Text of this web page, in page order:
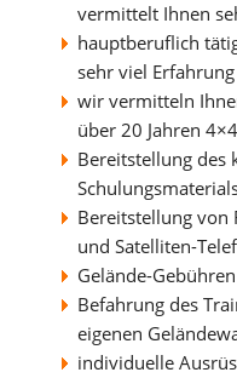
vermittelt Ihnen
hauptberuflich
sehr viel Erfahrung
wir vermitteln
über 20 Jahren
Bereitstellung des
Bereitstellung von
und Satelliten-
Gelände-Gebühren
Befahrung des
eigenen
individuelle